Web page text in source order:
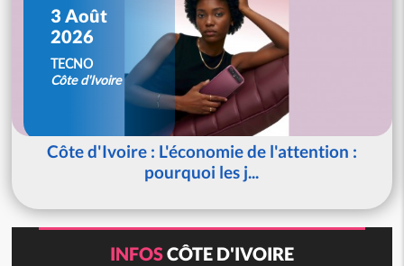
3 Août
2026
TECNO
Côte d'Ivoire
Côte d'Ivoire : L'économie de l'attention :
pourquoi les j...
INFOSCÔTE D'IVOIRE